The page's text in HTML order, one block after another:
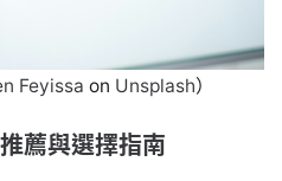
Feyissa on Unsplash）
薦與選擇指南